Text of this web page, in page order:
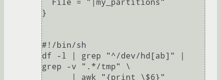
}
#!/bin/sh
df -l | grep "^/dev/hd[ab]" |
grep -v ".*/tmp" \